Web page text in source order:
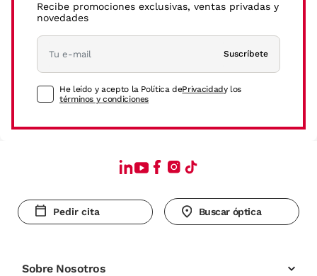
Recibe promociones exclusivas, ventas privadas y
novedades
Suscríbete
He leído y acepto la Política dePrivacidady los
términos y condiciones
Pedir cita Buscar óptica
Sobre Nosotros